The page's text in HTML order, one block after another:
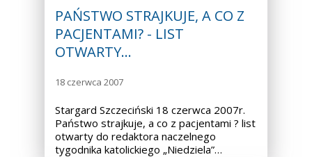
PAŃSTWO STRAJKUJE, A CO Z
PACJENTAMI? - LIST
OTWARTY…
18 czerwca 2007
Stargard Szczeciński 18 czerwca 2007r.
Państwo strajkuje, a co z pacjentami ? list
otwarty do redaktora naczelnego
tygodnika katolickiego „Niedziela”…